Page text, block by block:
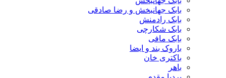
بابک جهانبخش و رضا صادقی
بابک رادمنش
بابک شکارچی
بابک مافی
باروک بند و ایضا
باکتری خان
باهر